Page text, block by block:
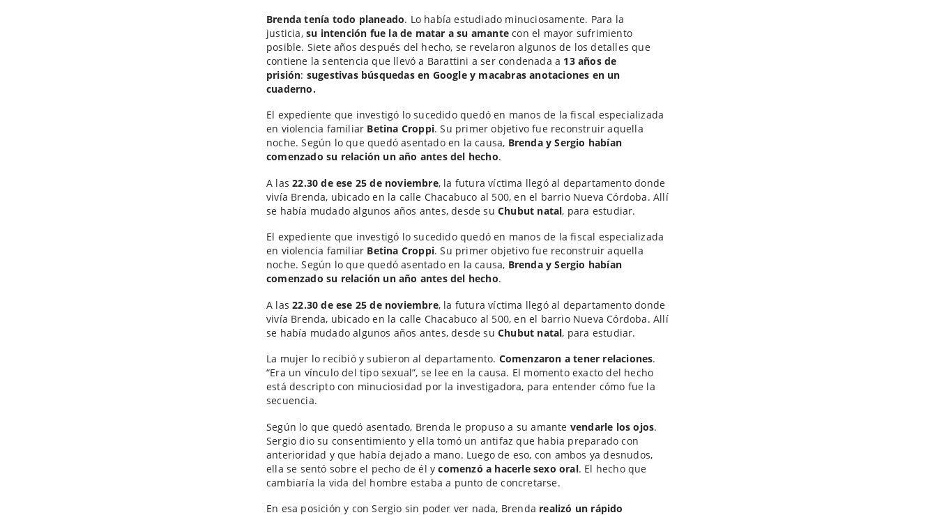
Brenda tenía todo planeado. Lo había estudiado minuciosamente. Para la
justicia,su intención fue la de matar a su amantecon el mayor sufrimiento
posible. Siete años después del hecho, se revelaron algunos de los detalles que
contiene la sentencia que llevó a Barattini a ser condenada a 13 años de
prisión: sugestivas búsquedas en Google y macabras anotaciones en un
cuaderno.
El expediente que investigó lo sucedido quedó en manos de la fiscal especializada
en violencia familiar Betina Croppi. Su primer objetivo fue reconstruir aquella
noche. Según lo que quedó asentado en la causa, Brenda y Sergio habían
comenzado su relación un año antes del hecho.
A las22.30 de ese 25 de noviembre, la futura víctima llegó al departamento donde
vivía Brenda, ubicado en la calle Chacabuco al 500, en el barrio Nueva Córdoba. Allí
se había mudado algunos años antes, desde suChubut natal, para estudiar.
El expediente que investigó lo sucedido quedó en manos de la fiscal especializada
en violencia familiar Betina Croppi. Su primer objetivo fue reconstruir aquella
noche. Según lo que quedó asentado en la causa, Brenda y Sergio habían
comenzado su relación un año antes del hecho.
A las22.30 de ese 25 de noviembre, la futura víctima llegó al departamento donde
vivía Brenda, ubicado en la calle Chacabuco al 500, en el barrio Nueva Córdoba. Allí
se había mudado algunos años antes, desde suChubut natal, para estudiar.
La mujer lo recibió y subieron al departamento. Comenzaron a tener relaciones.
“Era un vínculo del tipo sexual”, se lee en la causa. El momento exacto del hecho
está descripto con minuciosidad por la investigadora, para entender cómo fue la
secuencia.
Según lo que quedó asentado, Brenda le propuso a su amante vendarle los ojos.
Sergio dio su consentimiento y ella tomó un antifaz que habia preparado con
anterioridad y que había dejado a mano. Luego de eso, con ambos ya desnudos,
ella se sentó sobre el pecho de él ycomenzó a hacerle sexo oral. El hecho que
cambiaría la vida del hombre estaba a punto de concretarse.
En esa posición y con Sergio sin poder ver nada, Brenda realizó un rápido